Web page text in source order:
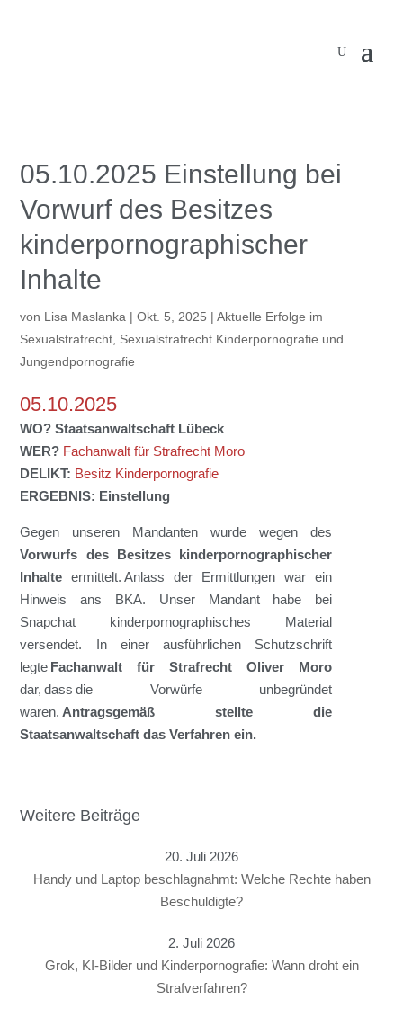
05.10.2025 Einstellung bei
Vorwurf des Besitzes
kinderpornographischer
Inhalte
von Lisa Maslanka |Okt. 5, 2025 |Aktuelle Erfolge im
Sexualstrafrecht Sexualstrafrecht Kinderpornografie und
Jungendpornografie
05.10.2025
WO?Staatsanwaltschaft Lübeck
WER? Fachanwalt für Strafrecht Moro
DELIKT: Besitz Kinderpornografie
ERGEBNIS: Einstellung
Gegen unseren Mandanten wurde wegen des
Vorwurfs des Besitzes kinderpornographischer
Inhalte
ermittelt. Anlass der Ermittlungenwar ein
Hinweis ans BKA. Unser Mandant habe
bei
Snapchat kinderpornographisches Material
versendet. In einer ausführlichen
Schutzschrift
legte Fachanwalt für Strafrecht
Oliver Moro
dar, dassdie Vorwürfe unbegründet
waren. Antragsgemäß stellte die
Staatsanwaltschaftdas Verfahren ein.
Weitere Beiträge
20. Juli 2026
Handy und Laptop beschlagnahmt: Welche Rechte haben
Beschuldigte?
2. Juli 2026
Grok, KI-Bilder und Kinderpornografie: Wann droht ein
Strafverfahren?